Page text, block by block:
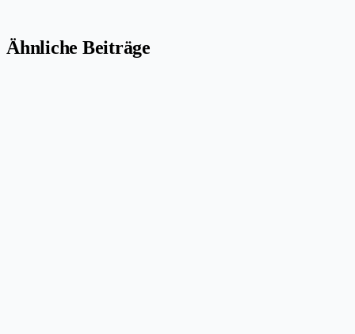
Ähnliche Beiträge